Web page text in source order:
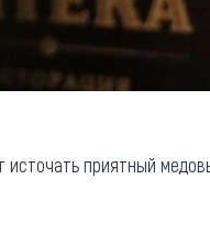
источать приятный